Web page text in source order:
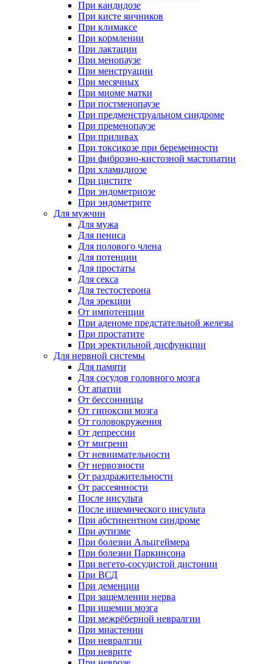
При кандидозе
При кисте яичников
При климаксе
При кормлении
При лактации
При менопаузе
При менструации
При месячных
При миоме матки
При постменопаузе
При предменструальном синдроме
При пременопаузе
При приливах
При токсикозе при беременности
При фиброзно-кистозной мастопатии
При хламидиозе
При цистите
При эндометриозе
При эндометрите
Для мужчин
Для мужа
Для пениса
Для полового члена
Для потенции
Для простаты
Для секса
Для тестостерона
Для эрекции
От импотенции
При аденоме предстательной железы
При простатите
При эректильной дисфункции
Для нервной системы
Для памяти
Для сосудов головного мозга
От апатии
От бессонницы
От гипоксии мозга
От головокружения
От депрессии
От мигрени
От невнимательности
От нервозности
От раздражительности
От рассеянности
После инсульта
После ишемического инсульта
При абстинентном синдроме
При аутизме
При болезни Альцгеймера
При болезни Паркинсона
При вегето-сосудистой дистонии
При ВСД
При деменции
При защемлении нерва
При ишемии мозга
При межрёберной невралгии
При миастении
При невралгии
При неврите